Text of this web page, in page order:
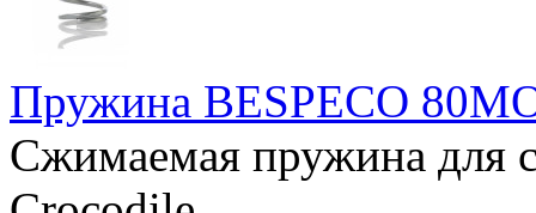
Пружина BESPECO
Сжимаемая пружина для